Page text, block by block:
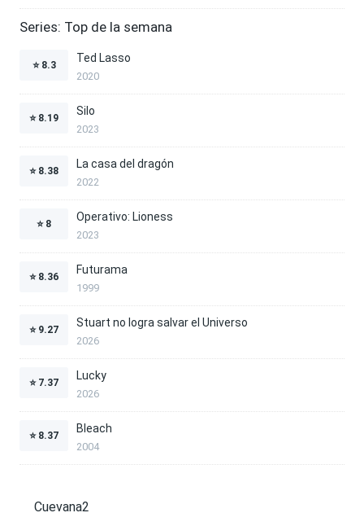
Series: Top de la semana
⭐ 8.3
Ted Lasso
2020
⭐ 8.19
Silo
2023
⭐ 8.38
La casa del dragón
2022
⭐ 8
Operativo: Lioness
2023
⭐ 8.36
Futurama
1999
⭐ 9.27
Stuart no logra salvar el Universo
2026
⭐ 7.37
Lucky
2026
⭐ 8.37
Bleach
2004
Cuevana2